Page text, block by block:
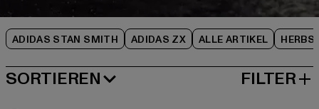
ADIDAS STAN SMITH ADIDAS ZX ALLE ARTIKEL
SORTIEREN
BELIEBTESTE FILTER